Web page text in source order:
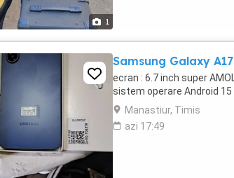
1
Samsung Galaxy
ecran : 6.7 inch super
sistem operare Android 15
Manastiur, Timis
azi 17:49